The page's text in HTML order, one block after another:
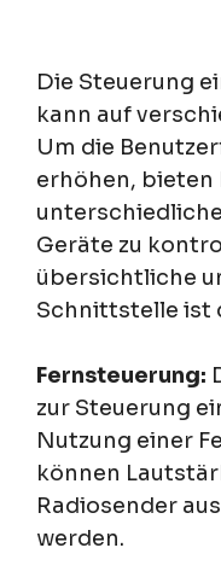
Die Steuerung
kann auf
Um die
erhöhen, bieten
Geräte zu
übersichtliche
Schnittstelle ist
Fernsteuerung:
zur Steuerung
Nutzung einer
können
Radiosender
werden.